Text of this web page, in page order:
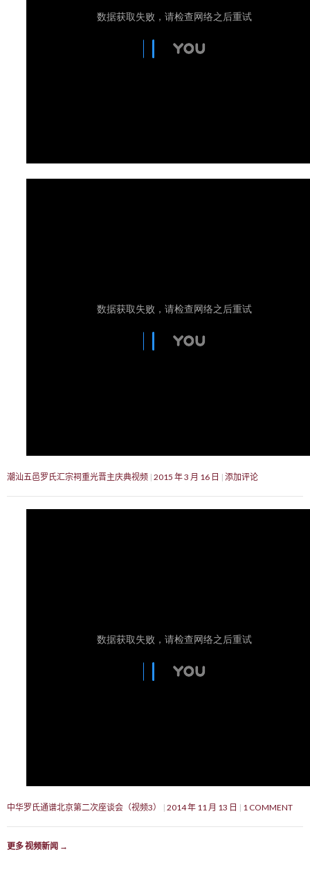
潮汕五邑罗氏汇宗祠重光晋主庆典视频 2015 年 3 月 16 日 添加评论
中华罗氏通谱北京第二次座谈会（视频3） 2014 年 11 月 13 日 1 COMMENT
更多 视频新闻 →